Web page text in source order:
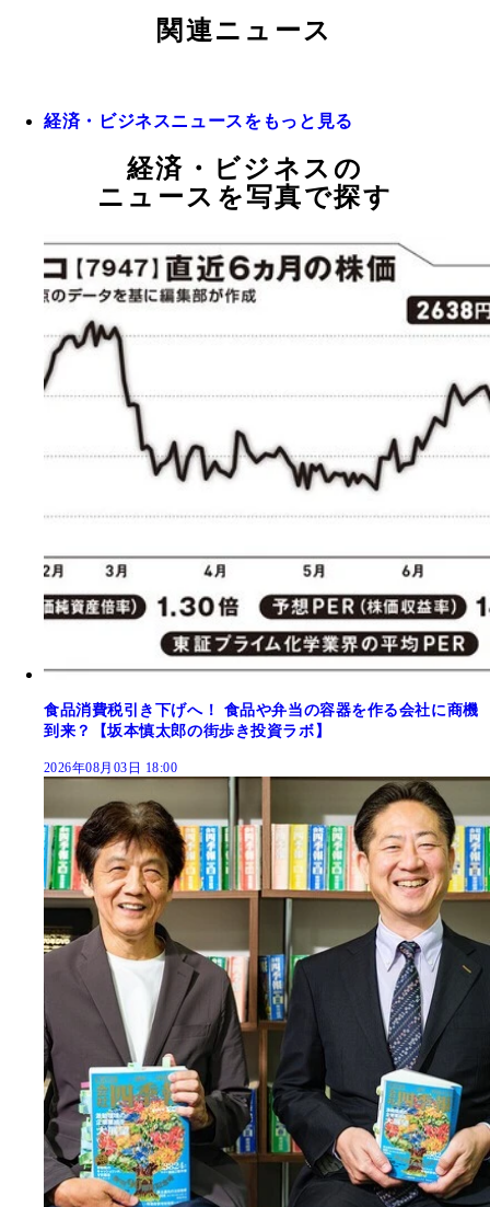
関連ニュース
経済・ビジネスニュースをもっと見る
経済・ビジネスの
ニュースを写真で探す
食品消費税引き下げへ！ 食品や弁当の容器を作る会社に商機
到来？【坂本慎太郎の街歩き投資ラボ】
2026年08月03日 18:00